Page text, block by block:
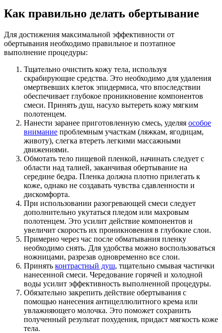
Как правильно делать обертывание
Для достижения максимальной эффективности от
обертывания необходимо правильное и поэтапное
выполнение процедуры:
Тщательно очистить кожу тела, используя
скрабирующие средства. Это необходимо для удаления
омертвевших клеток эпидермиса, что впоследствии
обеспечивает глубокое проникновение компонентов
смеси. Принять душ, насухо вытереть кожу мягким
полотенцем.
Нанести заранее приготовленную смесь, уделяя особое
внимание проблемным участкам (ляжкам, ягодицам,
животу), слегка втереть легкими массажными
движениями.
Обмотать тело пищевой пленкой, начинать следует с
области над талией, заканчивая обертывание на
середине бедра. Пленка должна плотно прилегать к
коже, однако не создавать чувства сдавленности и
дискомфорта.
При использовании разогревающей смеси следует
дополнительно укутаться пледом или махровым
полотенцем. Это усилит действие компонентов и
увеличит скорость их проникновения в глубокие слои.
Примерно через час после обматывания пленку
необходимо снять. Для удобства можно воспользоваться
ножницами, разрезав одновременно все слои.
Принять контрастный душ, тщательно смывая частички
нанесенной смеси. Чередование горячей и холодной
воды усилит эффективность выполненной процедуры.
Обязательно закрепить действие обертывания с
помощью нанесения антицеллюлитного крема или
увлажняющего молочка. Это поможет сохранить
полученный результат похудения, придаст мягкость коже
тела.